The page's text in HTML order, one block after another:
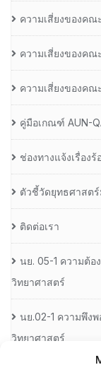
ความเสี่ยงของค
ความเสี่ยงของค
ความเสี่ยงของค
คู่มือเกณฑ์ AUN-
ช่องทางแจ้งเรื่อง
ตัวชี้วัดยุทธศาสตร์
ติดต่อเรา
นย. 05-1 ความต้อ
วิทยาศาสตร์
นย.02-1 ความพึง
วิทยาศาสตร์